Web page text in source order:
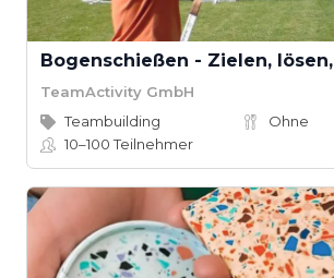
Bogenschießen - Zielen,
TeamActivity GmbH
Teambuilding
Ohne
10–100Teilnehmer